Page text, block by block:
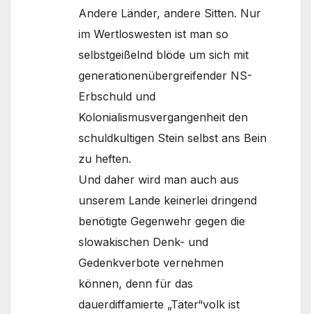
Andere Länder, andere Sitten. Nur
im Wertloswesten ist man so
selbstgeißelnd blöde um sich mit
generationenübergreifender NS-
Erbschuld und
Kolonialismusvergangenheit den
schuldkultigen Stein selbst ans Bein
zu heften.
Und daher wird man auch aus
unserem Lande keinerlei dringend
benötigte Gegenwehr gegen die
slowakischen Denk- und
Gedenkverbote vernehmen
können, denn für das
dauerdiffamierte „Täter“volk ist